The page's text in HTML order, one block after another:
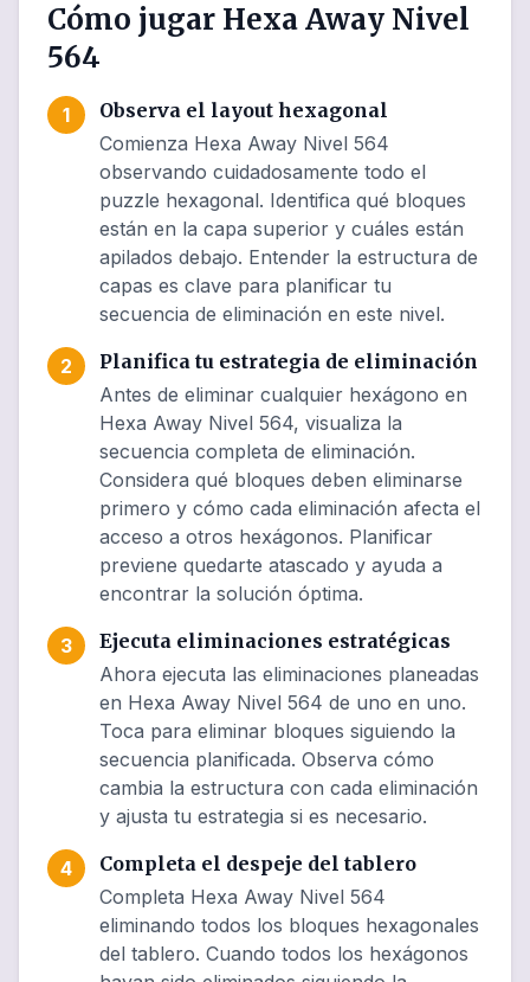
Cómo jugar Hexa Away Nivel
564
1
Observa el layout hexagonal
Comienza Hexa Away Nivel 564
observando cuidadosamente todo el
puzzle hexagonal. Identifica qué bloques
están en la capa superior y cuáles están
apilados debajo. Entender la estructura de
capas es clave para planificar tu
secuencia de eliminación en este nivel.
2
Planifica tu estrategia de eliminación
Antes de eliminar cualquier hexágono en
Hexa Away Nivel 564, visualiza la
secuencia completa de eliminación.
Considera qué bloques deben eliminarse
primero y cómo cada eliminación afecta el
acceso a otros hexágonos. Planificar
previene quedarte atascado y ayuda a
encontrar la solución óptima.
3
Ejecuta eliminaciones estratégicas
Ahora ejecuta las eliminaciones planeadas
en Hexa Away Nivel 564 de uno en uno.
Toca para eliminar bloques siguiendo la
secuencia planificada. Observa cómo
cambia la estructura con cada eliminación
y ajusta tu estrategia si es necesario.
4
Completa el despeje del tablero
Completa Hexa Away Nivel 564
eliminando todos los bloques hexagonales
del tablero. Cuando todos los hexágonos